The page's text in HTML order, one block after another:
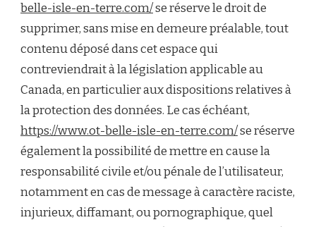
belle-isle-en-terre.com/se réserve le droit de
supprimer, sans mise en demeure préalable, tout
contenu déposé dans cet espace qui
contreviendrait à la législation applicable au
Canada, en particulier aux dispositions relatives à
la protection des données. Le cas échéant,
https://www.ot-belle-isle-en-terre.com/se réserve
également la possibilité de mettre en cause la
responsabilité civile et/ou pénale de l’utilisateur,
notamment en cas de message à caractère raciste,
injurieux, diffamant, ou pornographique, quel